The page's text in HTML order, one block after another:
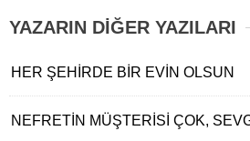
YAZARIN DİĞER YAZILARI
HER ŞEHİRDE BİR EVİN OLSUN
NEFRETİN MÜŞTERİSİ ÇOK,